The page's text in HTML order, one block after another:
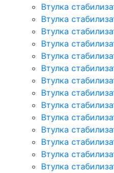
Втулка
Втулка
Втулка
Втулка
Втулка
Втулка
Втулка
Втулка
Втулка
Втулка
Втулка
Втулка
Втулка
Втулка